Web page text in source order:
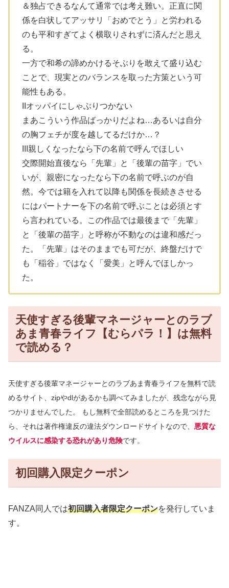
＆独占できるなんて通常では考え難い。正直に関
係を白状してアッサリ「おめでとう」と労われる
のも平和すぎてよく横取りされずに済んだと思え
る。
一方で和希の諦めかけるそぶりを敢えて盛り込む
ことで、現実とのバランスを取った方策という可
能性もある。
IIオッパイにしゃぶりつかない
まあこういう作品ばっかりだよね…あるいは自分
の胸フェチが度を越してるだけか…？
III親しくなったなら下の名前で呼んでほしい
交際開始直後なら「先輩」と「後輩の苗字」でい
いが、親密になったなら下の名前で呼ぶのが自
然。今では籍を入れて以降も関係を長続きさせる
にはパートナーを下の名前で呼ぶことは必須とす
ら言われている。この作品では最後まで「先輩」
と「後輩の苗字」と呼称が不動なのは違和感だっ
た。「先輩」はそのままでも可だが、終盤だけで
も「稲谷」ではなく「愛美」と呼んでほしかっ
た。
天使すぎる後輩マネージャーとのラブ
あま青春ライフ【むらパラ！】は無料
で読める？
天使すぎる後輩マネージャーとのラブあま青春ライフを無料で読
めるサイト、zipやdlがあるかも調べてみましたが、残念ながら見
つかりませんでした。
もし無料で全部読めるところを見つけた
ら、それは著作権違反の違法ダウンロードサイトなので、 悪質な
ウイルスに感染する恐れがあり危険です。
初回購入限定クーポン
FANZA同人では初回購入者限定クーポンを発行していま
す。